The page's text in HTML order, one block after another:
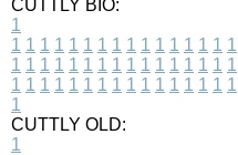
CUTTLY BIO:
1
1 1 1 1 1 1 1 1 1 1 1 1 1 1 1 1
1 1 1 1 1 1 1 1 1 1 1 1 1 1 1 1
1 1 1 1 1 1 1 1 1 1 1 1 1 1 1 1
1
CUTTLY OLD:
1